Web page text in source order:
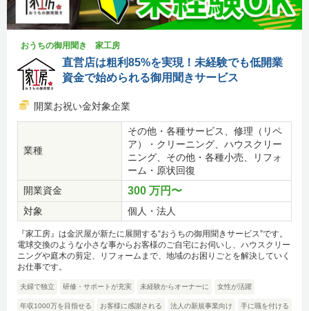
おうちの御用聞き 家工房
直営店は粗利85%を実現！未経験でも低開業
資金で始められる御用聞きサービス
開業お祝い金対象企業
業種
その他・各種サービス、修理（リペ
ア）・クリーニング、ハウスクリー
ニング、その他・各種小売、リフォ
ーム・原状回復
開業資金
300 万円〜
対象 個人・法人
『家工房』は金沢屋が新たに展開する“おうちの御用聞きサービス”です。
電球交換のような小さな事からお客様のご自宅にお伺いし、ハウスクリー
ニングや庭木の剪定、リフォームまで、地域のお困りごとを解決していく
お仕事です。
夫婦で独立 研修・サポートが充実 未経験からオーナーに 女性が活躍
年収1000万を目指せる お客様に感謝される 法人の新規事業向け 手に職を付ける